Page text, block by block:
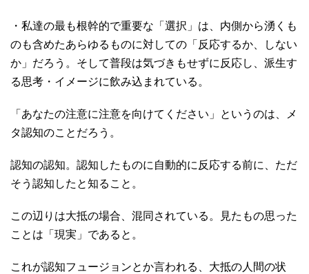
・私達の最も根幹的で重要な「選択」は、内側から湧くも
のも含めたあらゆるものに対しての「反応するか、しない
か」だろう。そして普段は気づきもせずに反応し、派生す
る思考・イメージに飲み込まれている。
「あなたの注意に注意を向けてください」というのは、メ
タ認知のことだろう。
認知の認知。認知したものに自動的に反応する前に、ただ
そう認知したと知ること。
この辺りは大抵の場合、混同されている。見たもの思った
ことは「現実」であると。
これが認知フュージョンとか言われる、大抵の人間の状